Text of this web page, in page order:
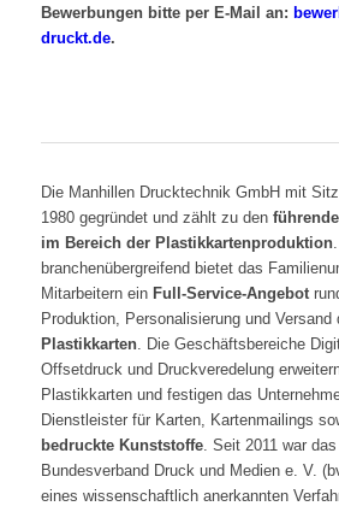
Bewerbungen bitte per E-Mail an:
druckt.de.
Die Manhillen Drucktechnik GmbH mit
1980 gegründet und zählt zu den
im Bereich der Plastikkartenproduktion
branchenübergreifend bietet das
Mitarbeitern ein Full-Service-Angebot
Produktion, Personalisierung und Versand
Plastikkarten. Die Geschäftsbereiche
Offsetdruck und Druckveredelung
Plastikkarten und festigen das
Dienstleister für Karten, Kartenmailings
bedruckte Kunststoffe. Seit 2011 war
Bundesverband Druck und Medien e. V.
eines wissenschaftlich anerkannten